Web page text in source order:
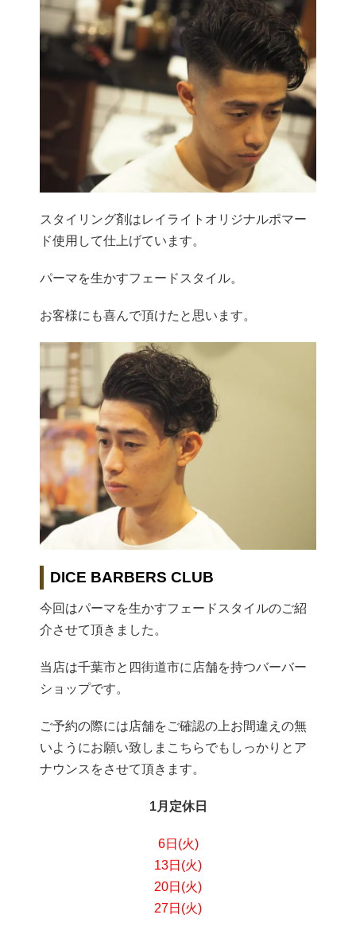
スタイリング剤はレイライトオリジナルポマー
ド使用して仕上げています。
パーマを生かすフェードスタイル。
お客様にも喜んで頂けたと思います。
DICE BARBERS CLUB
今回はパーマを生かすフェードスタイルのご紹
介させて頂きました。
当店は千葉市と四街道市に店舗を持つバーバー
ショップです。
ご予約の際には店舗をご確認の上お間違えの無
いようにお願い致しまこちらでもしっかりとア
ナウンスをさせて頂きます。
1月定休日
6日(火)
13日 (火)
20日(火)
27日(火)